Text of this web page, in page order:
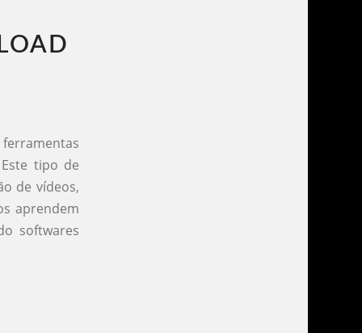
tipo de
de vídeos,
aprendem
softwares